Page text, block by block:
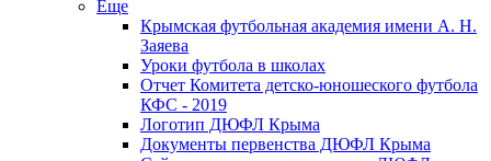
Еще
Крымская футбольная академия имени А. Н.
Заяева
Уроки футбола в школах
Отчет Комитета детско-юношеского футбола
КФС - 2019
Логотип ДЮФЛ Крыма
Документы первенства ДЮФЛ Крыма